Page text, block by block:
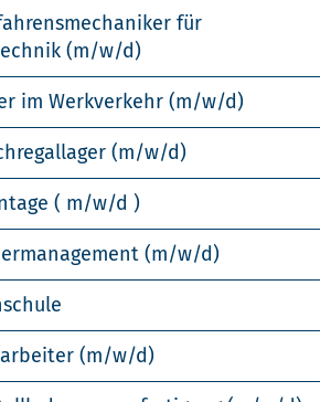
für
(m/w/d)
im Werkverkehr (m/w/d)
(m/w/d)
( m/w/d )
(m/w/d)
(m/w/d)